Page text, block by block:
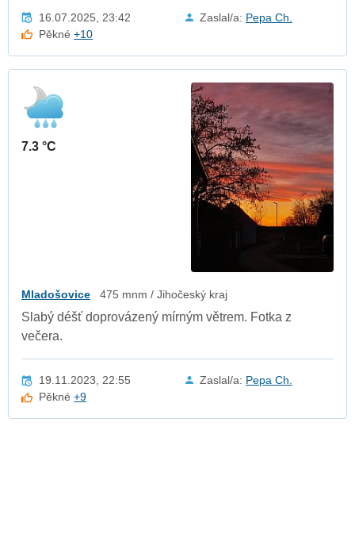
16.07.2025, 23:42 Zaslal/a: Pepa Ch.
Pěkné+10
7.3 °C
Mladošovice 475 mnm / Jihočeský kraj
Slabý déšť doprovázený mírným větrem. Fotka z
večera.
19.11.2023, 22:55 Zaslal/a: Pepa Ch.
Pěkné+9